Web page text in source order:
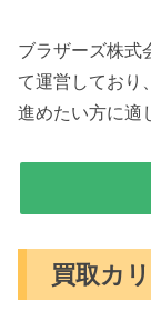
ブラザーズ株式
て運営しており
進めたい方に適
買取カ